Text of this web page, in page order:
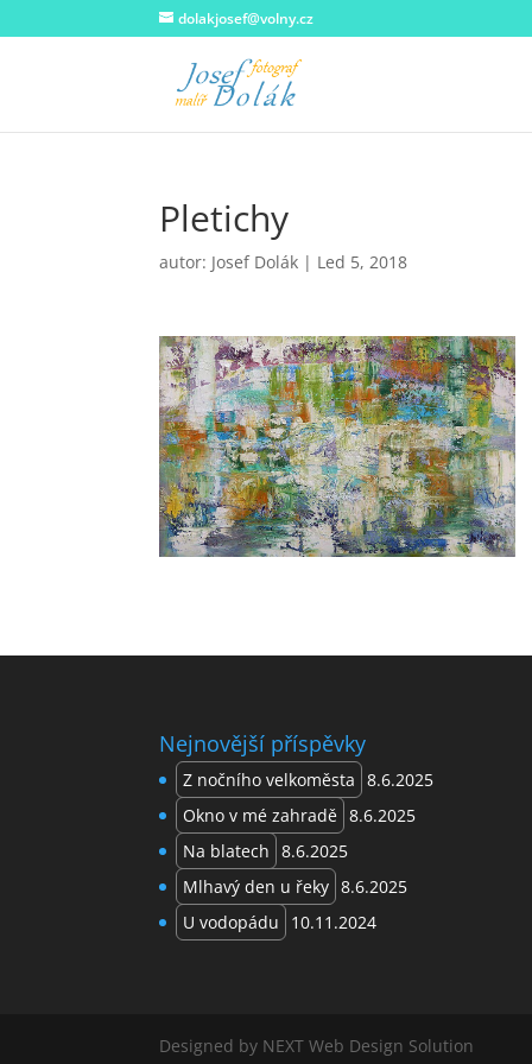
dolakjosef@volny.cz
Pletichy
autor: Josef Dolák | Led 5, 2018
Nejnovější příspěvky
Z nočního velkoměsta
8.6.2025
Okno v mé zahradě 8.6.2025
Na blatech
8.6.2025
Mlhavý den u řeky 8.6.2025
U vodopádu
10.11.2024
Designed by NEXT Web Design Solution